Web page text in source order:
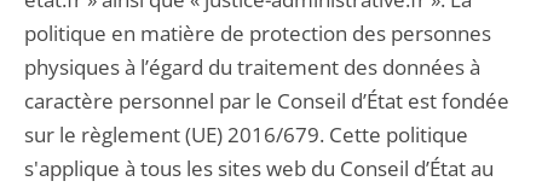
politique en matière de protection des personnes
physiques à l’égard du traitement des données à
caractère personnel par le Conseil d’État est fondée
sur le règlement (UE) 2016/679. Cette politique
s'applique à tous les sites web du Conseil d’État au